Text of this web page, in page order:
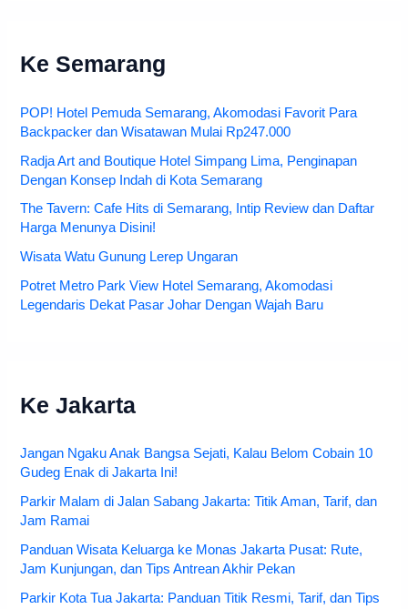
Ke Semarang
POP! Hotel Pemuda Semarang, Akomodasi Favorit Para
Backpacker dan Wisatawan Mulai Rp247.000
Radja Art and Boutique Hotel Simpang Lima, Penginapan
Dengan Konsep Indah di Kota Semarang
The Tavern: Cafe Hits di Semarang, Intip Review dan Daftar
Harga Menunya Disini!
Wisata Watu Gunung Lerep Ungaran
Potret Metro Park View Hotel Semarang, Akomodasi
Legendaris Dekat Pasar Johar Dengan Wajah Baru
Ke Jakarta
Jangan Ngaku Anak Bangsa Sejati, Kalau Belom Cobain 10
Gudeg Enak di Jakarta Ini!
Parkir Malam di Jalan Sabang Jakarta: Titik Aman, Tarif, dan
Jam Ramai
Panduan Wisata Keluarga ke Monas Jakarta Pusat: Rute,
Jam Kunjungan, dan Tips Antrean Akhir Pekan
Parkir Kota Tua Jakarta: Panduan Titik Resmi, Tarif, dan Tips